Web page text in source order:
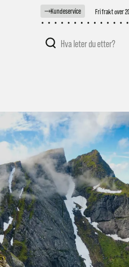
Kundeservice Rask levering 1-